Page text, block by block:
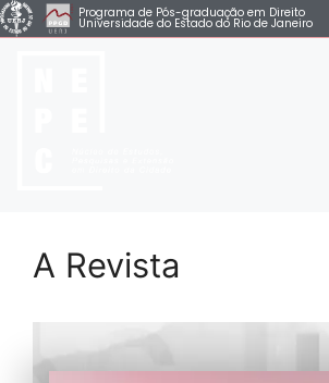
Programa de Pós-graduação em Direito
Universidade do Estado do Rio de Janeiro
A Revista